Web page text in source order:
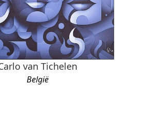
van Tichelen
België